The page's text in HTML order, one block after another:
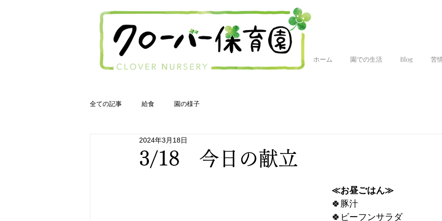
ホーム 園での生活 Blog 苦
全ての記事 給食 園の様子
3/18 今日の献立
2024年3月18日
≪お昼ごはん≫
🍀豚汁
🍀ビーフンサラダ